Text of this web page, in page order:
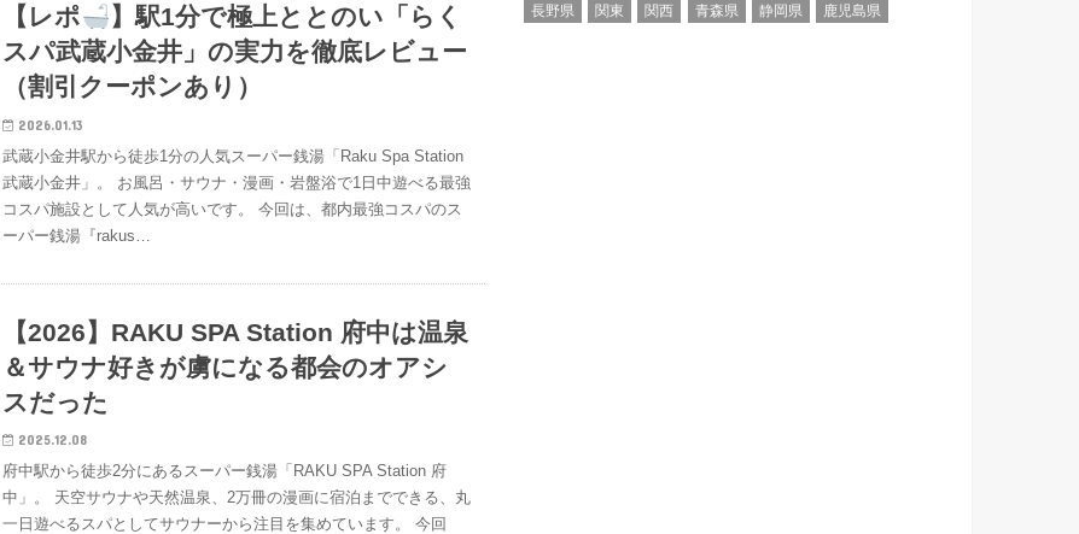
【レポ
】駅1分で極上ととのい「らく
スパ武蔵小金井」の実力を徹底レビュー
（割引クーポンあり）
2026.01.13
武蔵小金井駅から徒歩1分の人気スーパー銭湯「Raku Spa Station
武蔵小金井」。 お風呂・サウナ・漫画・岩盤浴で1日中遊べる最強
コスパ施設として人気が高いです。 今回は、都内最強コスパのス
ーパー銭湯『rakus…
【2026】RAKU SPA Station 府中は温泉
＆サウナ好きが虜になる都会のオアシ
スだった
2025.12.08
府中駅から徒歩2分にあるスーパー銭湯「RAKU SPA Station 府
中」。 天空サウナや天然温泉、2万冊の漫画に宿泊までできる、丸
一日遊べるスパとしてサウナーから注目を集めています。 今回
長野県
関東 関西 青森県 静岡県 鹿児島県